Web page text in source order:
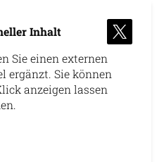
Inhalt
Sie einen externen
ergänzt. Sie können
anzeigen lassen